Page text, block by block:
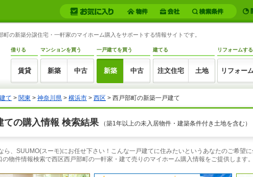
の新築分譲住宅・一軒家のマイホーム購入をサポートする情報サイトです。
借りる
賃貸
マンションを買う
新築 中古
一戸建てを買う
新築 中古
建てる
注文住宅 土地
リフォームする
リフォー
て > 関東 > 神奈川県 > 横浜市 > 西区 > 西戸部町の新築一戸建て
ての購入情報 検索結果 （築1年以上の未入居物件・建築条件付き土地を含む）
ら、SUUMO(スーモ)にお任せ下さい！こんな一戸建てに住みたいというあなたのご希望
物件情報検索で西区西戸部町の一軒家・建て売りのマイホーム購入情報をご提供します。